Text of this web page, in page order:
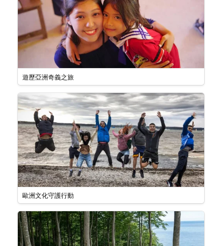
遊歷亞洲奇義之旅
歐洲文化守護行動